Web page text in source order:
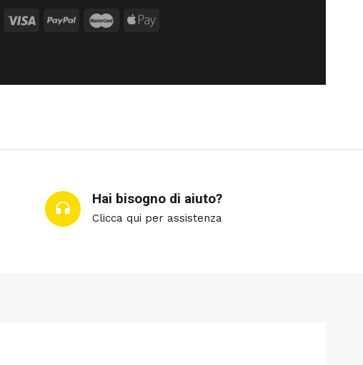
Hai bisogno di aiuto?
Clicca qui per assistenza